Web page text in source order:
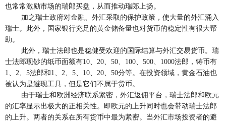
也常常激励市场的瑞郎买盘，从而推动瑞郎上扬。
加之瑞士政府对金融、外汇采取的保护政策，使大量的外汇涌入
瑞士。此外，国家银行充足的黄金储备量也对货币的稳定性有很大帮
助。
此外，瑞士法郎也是稳健受欢迎的国际结算与外汇交易货币。瑞
士法郎现钞的纸币面额有10、20、50、100、500、1000法郎，铸币有
1、2、5法郎和1、2、5、10、20、50分等。在投资领域，黄金石油也
被认为是避现工具，但是它们不属于货币。
由于瑞士和欧洲经济联系紧密，外汇返佣平台，瑞士法郎和欧元
的汇率显示出极大的正相关性。即欧元的上升同时也会带动瑞士法郎
的上升。两者的关系在所有货币中最为紧密。当外汇市场投资者的避